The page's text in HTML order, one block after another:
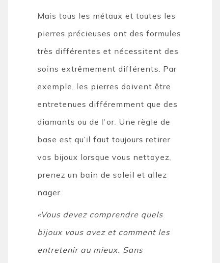
Mais tous les métaux et toutes les
pierres précieuses ont des formules
très différentes et nécessitent des
soins extrêmement différents. Par
exemple, les pierres doivent être
entretenues différemment que des
diamants ou de l'or. Une règle de
base est qu’il faut toujours retirer
vos bijoux lorsque vous nettoyez,
prenez un bain de soleil et allez
nager.
«Vous devez comprendre quels
bijoux vous avez et comment les
entretenir au mieux. Sans